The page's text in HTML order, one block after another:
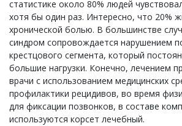
статистике около 80% людей
хотя бы один раз. Интересно, что 20%
хронической болью. В большинстве
синдром сопровождается нарушением
крестцового сегмента, который
большие нагрузки. Конечно, лечением
врачи с использованием медицинских
профилактики рецидивов, во время
для фиксации позвонков, в составе
используются корсет лечебный.